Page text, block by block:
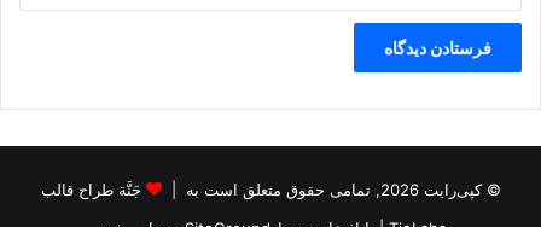
و
و
© کپی‌رایت 2026, تمامی حقوق متعلق است به |
جَنَّة طراح قالب